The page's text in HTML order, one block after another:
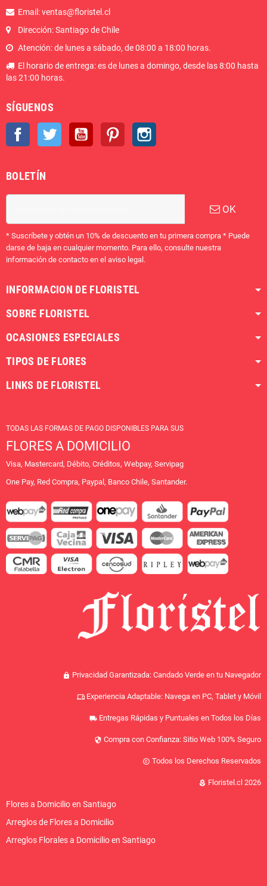
Email: ventas@floristel.cl
Dirección: Santiago de Chile
Atención: de lunes a sábado, de 08:00 a 18:00 horas.
El horario de entrega: es de lunes a domingo, desde las 8:00 hasta
las 21:00 horas.
SÍGUENOS
Facebook Twitter YouTube Pinterest
BOLETÍN
OK
* Suscríbete y obtén un 10% de descuento en tu primera compra * Puede
darse de baja en cualquier momento. Para ello, consulte nuestra
información de contacto en el aviso legal.
INFORMACION DE FLORISTEL
SOBRE FLORISTEL
OCASIONES ESPECIALES
TIPOS DE FLORES
LINKS DE FLORISTEL
TODAS LAS FORMAS DE PAGO DISPONIBLES PARA SUS
FLORES A DOMICILIO
Visa, Mastercard, Débito, Créditos, Webpay, Servipag
One Pay, Red Compra, Paypal, Banco Chile, Santander.
lock Privacidad Garantizada: Candado Verde en tu Navegador
devices Experiencia Adaptable: Navega en PC, Tablet y Móvil
local_shipping Entregas Rápidas y Puntuales en Todos los Días
security Compra con Confianza: Sitio Web 100% Seguro
copyright Todos los Derechos Reservados
local_florist Floristel.cl 2026
Flores a Domicilio en Santiago
Arreglos de Flores a Domicilio
Arreglos Florales a Domicilio en Santiago